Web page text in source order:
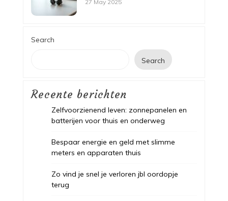
27 May 2025
Search
Search
Recente berichten
Zelfvoorzienend leven: zonnepanelen en
batterijen voor thuis en onderweg
Bespaar energie en geld met slimme
meters en apparaten thuis
Zo vind je snel je verloren jbl oordopje
terug